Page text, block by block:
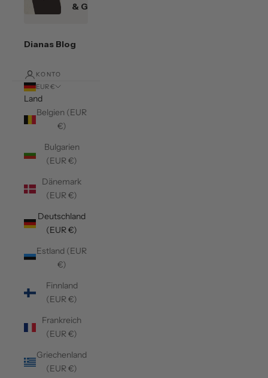
& Gutscheine
Dianas Blog
KONTO
EUR €
Land
Belgien (EUR
€)
Bulgarien
(EUR €)
Dänemark
(EUR €)
Deutschland
(EUR €)
Estland (EUR
€)
Finnland
(EUR €)
Frankreich
(EUR €)
Griechenland
(EUR €)